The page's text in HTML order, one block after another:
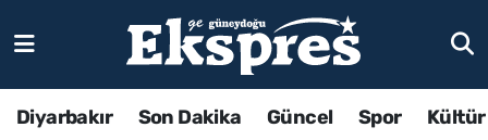
Diyarbakır Son Dakika Güncel Spor